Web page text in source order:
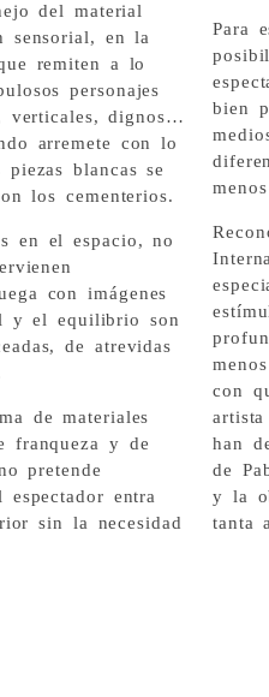
del material
sensorial, en la
remiten a lo
personajes
verticales, dignos…
arremete con lo
blancas se
los cementerios.
en el espacio, no
con imágenes
y el equilibrio son
de atrevidas
de materiales
franqueza y de
pretende
entra
sin la necesidad
Para
bien
con
han
de
y la
tanta